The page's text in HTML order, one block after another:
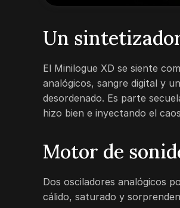
Un
El Minilogue XD se siente
analógicos, sangre digital y
desordenado. Es parte
hizo bien e inyectando el
Motor de
Dos osciladores analógicos
cálido, saturado y